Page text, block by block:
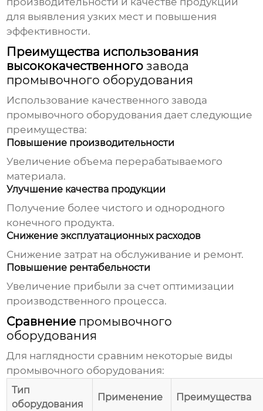
для выявления узких мест и повышения
эффективности.
Преимущества использования
высококачественногозавода
промывочного оборудования
Использование качественногозавода
промывочного оборудования дает следующие
преимущества:
Повышение производительности
Увеличение объема перерабатываемого
материала.
Улучшение качества продукции
Получение более чистого и однородного
конечного продукта.
Снижение эксплуатационных расходов
Снижение затрат на обслуживание и ремонт.
Повышение рентабельности
Увеличение прибыли за счет оптимизации
производственного процесса.
Сравнение промывочного
оборудования
Для наглядности сравним некоторые виды
промывочного оборудования:
Тип
оборудования
Применение Преимущества